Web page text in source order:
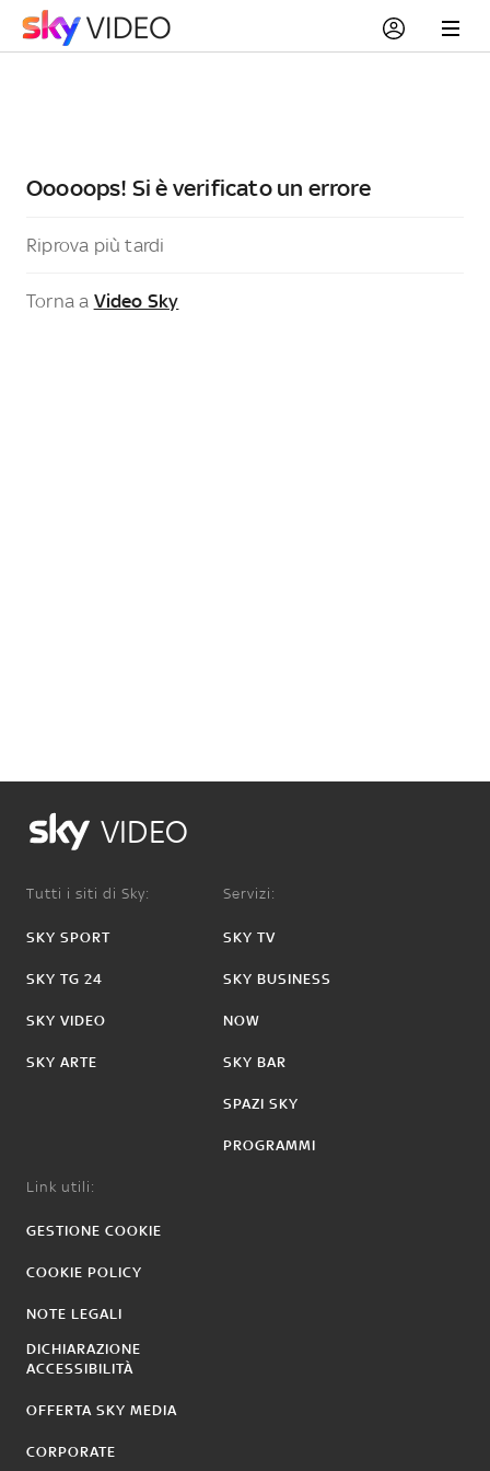
Ooooops! Si è verificato un errore
Riprova più tardi
Torna a Video Sky
VIDEO
Tutti i siti di Sky:
SKY SPORT
SKY TG 24
SKY VIDEO
SKY ARTE
Servizi:
SKY TV
SKY BUSINESS
NOW
SKY BAR
SPAZI SKY
PROGRAMMI
Link utili:
GESTIONE COOKIE
COOKIE POLICY
NOTE LEGALI
DICHIARAZIONE
ACCESSIBILITÀ
OFFERTA SKY MEDIA
CORPORATE